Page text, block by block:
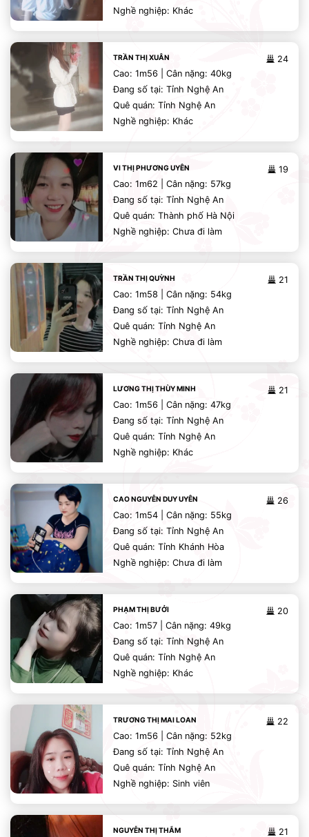
Nghề nghiệp: Khác
24
TRẦN THỊ XUÂN
Cao: 1m56 | Cân nặng: 40kg
Đang số tại: Tỉnh Nghệ An
Quê quán: Tỉnh Nghệ An
Nghề nghiệp: Khác
19
VI THỊ PHƯƠNG UYÊN
Cao: 1m62 | Cân nặng: 57kg
Đang số tại: Tỉnh Nghệ An
Quê quán: Thành phố Hà Nội
Nghề nghiệp: Chưa đi làm
21
TRẦN THỊ QUỲNH
Cao: 1m58 | Cân nặng: 54kg
Đang số tại: Tỉnh Nghệ An
Quê quán: Tỉnh Nghệ An
Nghề nghiệp: Chưa đi làm
21
LƯƠNG THỊ THÙY MINH
Cao: 1m56 | Cân nặng: 47kg
Đang số tại: Tỉnh Nghệ An
Quê quán: Tỉnh Nghệ An
Nghề nghiệp: Khác
26
CAO NGUYỄN DUY UYÊN
Cao: 1m54 | Cân nặng: 55kg
Đang số tại: Tỉnh Nghệ An
Quê quán: Tỉnh Khánh Hòa
Nghề nghiệp: Chưa đi làm
20
PHẠM THỊ BƯỞI
Cao: 1m57 | Cân nặng: 49kg
Đang số tại: Tỉnh Nghệ An
Quê quán: Tỉnh Nghệ An
Nghề nghiệp: Khác
22
TRƯƠNG THỊ MAI LOAN
Cao: 1m56 | Cân nặng: 52kg
Đang số tại: Tỉnh Nghệ An
Quê quán: Tỉnh Nghệ An
Nghề nghiệp: Sinh viên
21
NGUYỄN THỊ THẮM